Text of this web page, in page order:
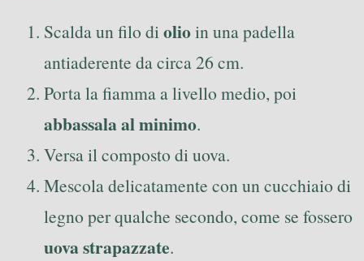
Scalda un filo diolioin una padella
antiaderente da circa 26 cm.
Porta la fiamma a livello medio, poi
abbassala al minimo.
Versa il composto di uova.
Mescola delicatamente con un cucchiaio di
legno per qualche secondo, come se fossero
uova strapazzate.